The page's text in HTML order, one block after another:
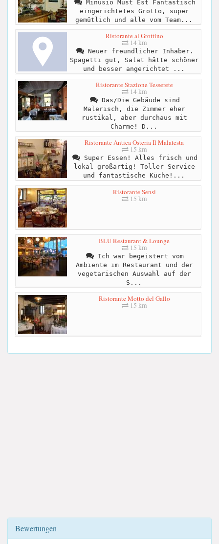
Minusio Must Est Fantastisch
eingerichtetes Grotto, super
gemütlich und alle vom Team...
Ristorante al Grottino
14 km
Neuer freundlicher Inhaber.
Spagetti gut, Salat hätte schöner
und besser angerichtet ...
Ristorante Stazione Tesserete
14 km
Das/Die Gebäude sind
Malerisch, die Zimmer eher
rustikal, aber durchaus mit
Charme! D...
Ristorante Antica Osteria Il Malatesta
15 km
Super Essen! Alles frisch und
lokal großartig! Toller Service
und fantastische Küche!...
Ristorante Sensi
15 km
BLU Restaurant & Lounge
15 km
Ich war begeistert vom
Ambiente im Restaurant und der
vegetarischen Auswahl auf der
S...
Ristorante Motto del Gallo
15 km
Bewertungen